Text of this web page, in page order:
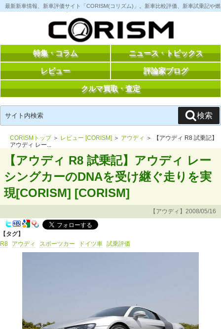
コ
ン
へ
最新新車情報、新車評価サイト「CORISM(コリズム)」。新車比較評価、新車試乗記や
特集・コラム ニュース・トピックス
レビュー 評論家ブログ
クルマ買取・査定
索:
検索
CORISMトップ＞ レビュー [CORISM] ＞ アウディ ＞ 【アウディ R8 試乗記】
アウディ レー...
【アウディ R8 試乗記】アウディ レー
シングカーのDNAを受け継ぐ走りを実
現[CORISM] [CORISM]
【アウディ】2008/05/16
【タグ】
R8
アウディ スポーツカー ドイツ車 試乗評価